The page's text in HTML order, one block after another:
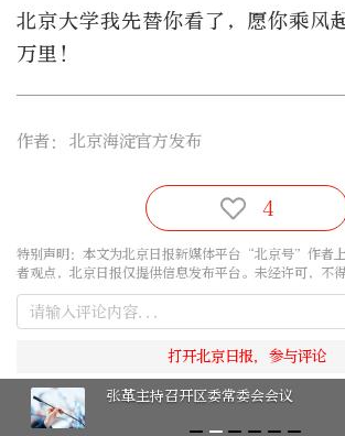
北京大学我先替你看了，愿你乘风
万里！
作者： 北京海淀官方发布
4
特别声明：本文为北京日报新媒体平台“北京号”作者
者观点，北京日报仅提供信息发布平台。未经许可，不得
张革主持召开区委常委会会议